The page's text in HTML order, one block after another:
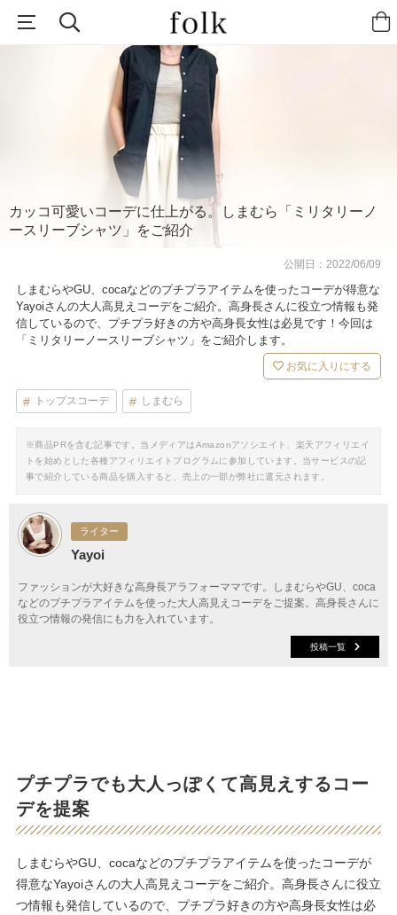
カッコ可愛いコーデに仕上がる。しまむら「ミリタリーノ
ースリーブシャツ」をご紹介
公開日：2022/06/09
しまむらやGU、cocaなどのプチプラアイテムを使ったコーデが得意な
Yayoiさんの大人高見えコーデをご紹介。高身長さんに役立つ情報も発
信しているので、プチプラ好きの方や高身長女性は必見です！今回は
「ミリタリーノースリーブシャツ」をご紹介します。
お気に入りにする
トップスコーデ しまむら
※商品PRを含む記事です。当メディアはAmazonアソシエイト、楽天アフィリエイ
トを始めとした各種アフィリエイトプログラムに参加しています。当サービスの記
事で紹介している商品を購入すると、売上の一部が弊社に還元されます。
ライター
Yayoi
ファッションが大好きな高身長アラフォーママです。しまむらやGU、coca
などのプチプラアイテムを使った大人高見えコーデをご提案。高身長さんに
役立つ情報の発信にも力を入れています。
投稿一覧
プチプラでも大人っぽくて高見えするコー
デを提案
しまむらやGU、cocaなどのプチプラアイテムを使ったコーデが
得意なYayoiさんの大人高見えコーデをご紹介。高身長さんに役立
つ情報も発信しているので、プチプラ好きの方や高身長女性は必